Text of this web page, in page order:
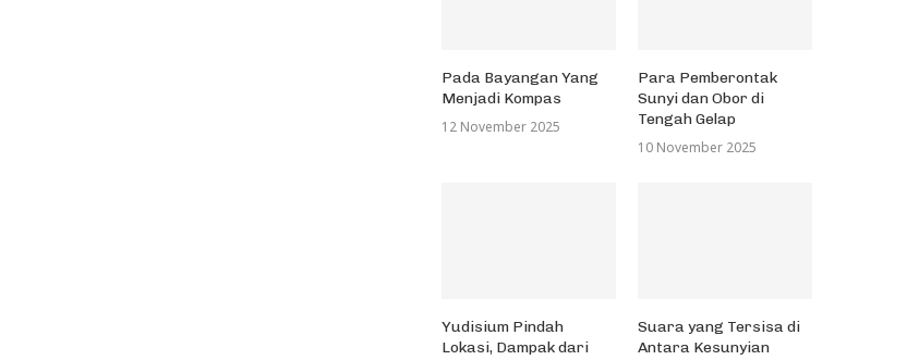
Pada Bayangan Yang
Menjadi Kompas
12 November 2025
Para Pemberontak
Sunyi dan Obor di
Tengah Gelap
10 November 2025
Yudisium Pindah
Lokasi, Dampak dari
Suara yang Tersisa di
Antara Kesunyian